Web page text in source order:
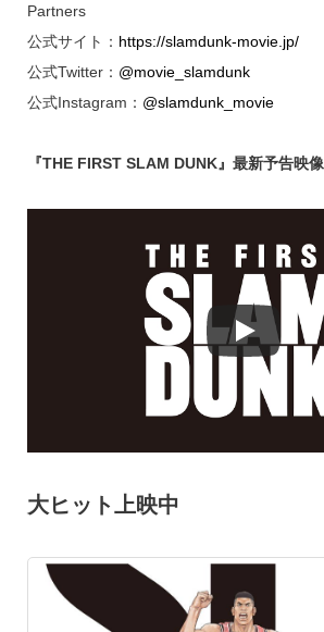
Partners
公式サイト： https://slamdunk-movie.jp/
公式Twitter： @movie_slamdunk
公式Instagram： @slamdunk_movie
『THE FIRST SLAM DUNK』最新予告映像
大ヒット上映中